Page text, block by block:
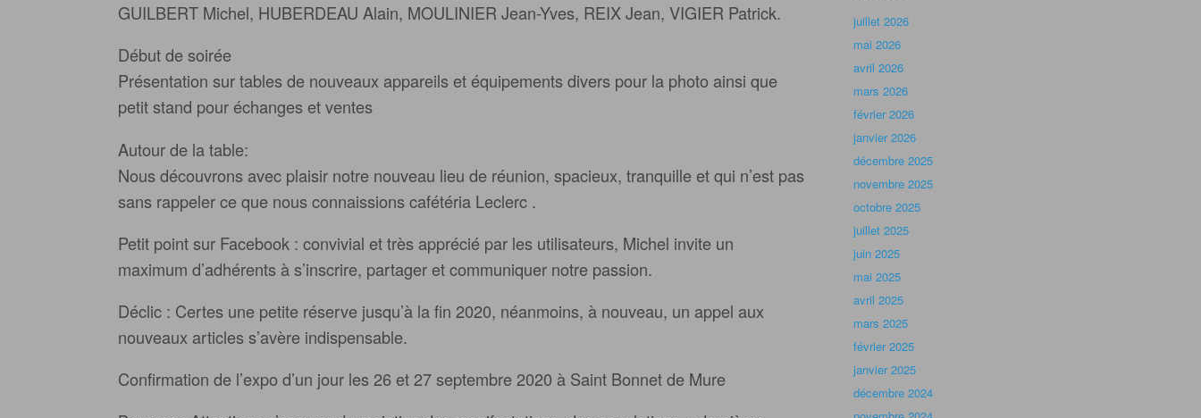
GUILBERT Michel, HUBERDEAU Alain, MOULINIER Jean-Yves, REIX Jean, VIGIER Patrick.
Début de soirée
Présentation sur tables de nouveaux appareils et équipements divers pour la photo ainsi que
petit stand pour échanges et ventes
Autour de la table:
Nous découvrons avec plaisir notre nouveau lieu de réunion, spacieux, tranquille et qui n’est pas
sans rappeler ce que nous connaissions cafétéria Leclerc .
Petit point sur Facebook : convivial et très apprécié par les utilisateurs, Michel invite un
maximum d’adhérents à s’inscrire, partager et communiquer notre passion.
Déclic : Certes une petite réserve jusqu’à la fin 2020, néanmoins, à nouveau, un appel aux
nouveaux articles s’avère indispensable.
Confirmation de l’expo d’un jour les 26 et 27 septembre 2020 à Saint Bonnet de Mure
juillet 2026
mai 2026
avril 2026
mars 2026
février 2026
janvier 2026
décembre 2025
novembre 2025
octobre 2025
juillet 2025
juin 2025
mai 2025
avril 2025
mars 2025
février 2025
janvier 2025
décembre 2024